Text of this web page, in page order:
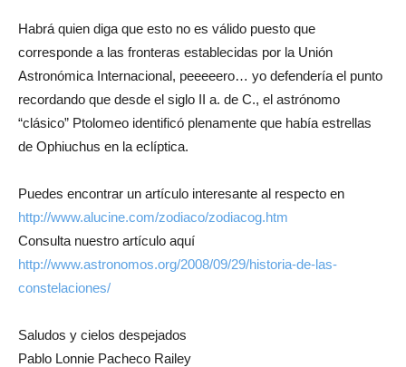
Habrá quien diga que esto no es válido puesto que
corresponde a las fronteras establecidas por la Unión
Astronómica Internacional, peeeeero… yo defendería el punto
recordando que desde el siglo II a. de C., el astrónomo
“clásico” Ptolomeo identificó plenamente que había estrellas
de Ophiuchus en la eclíptica.
Puedes encontrar un artículo interesante al respecto en
http://www.alucine.com/zodiaco/zodiacog.htm
Consulta nuestro artículo aquí
http://www.astronomos.org/2008/09/29/historia-de-las-
constelaciones/
Saludos y cielos despejados
Pablo Lonnie Pacheco Railey